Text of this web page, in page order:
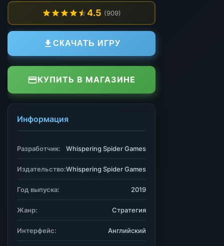
4.5 (909)
СКАЧАТЬ ИГРУ
КУПИТЬ В МАГАЗИНЕ
Информация
Разработчик: Whispering Spider Games
Издательство:Whispering Spider Games
Год выпуска: 2019
Жанр: Стратегия
Интерфейс: Английский